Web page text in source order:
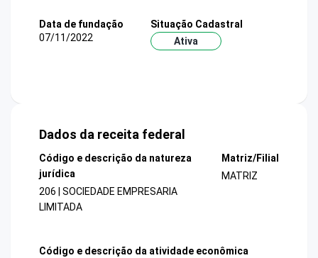
Data de fundação
07/11/2022
Situação Cadastral
Ativa
Dados da receita federal
Código e descrição da natureza
jurídica
206 | SOCIEDADE EMPRESARIA
LIMITADA
Matriz/Filial
MATRIZ
Código e descrição da atividade econômica